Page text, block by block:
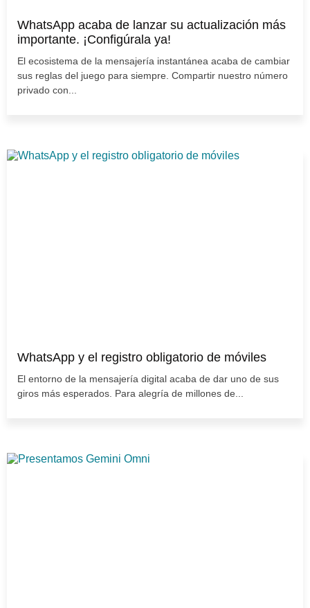
WhatsApp acaba de lanzar su actualización más
importante. ¡Configúrala ya!
El ecosistema de la mensajería instantánea acaba de cambiar
sus reglas del juego para siempre. Compartir nuestro número
privado con...
WhatsApp y el registro obligatorio de móviles
El entorno de la mensajería digital acaba de dar uno de sus
giros más esperados. Para alegría de millones de...